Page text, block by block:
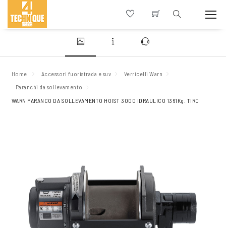
Home Accessori fuoristrada e suv
Verricelli Warn
Paranchi da sollevamento
WARN PARANCO DA SOLLEVAMENTO HOIST 3000 IDRAULICO 1361Kg. TIRO